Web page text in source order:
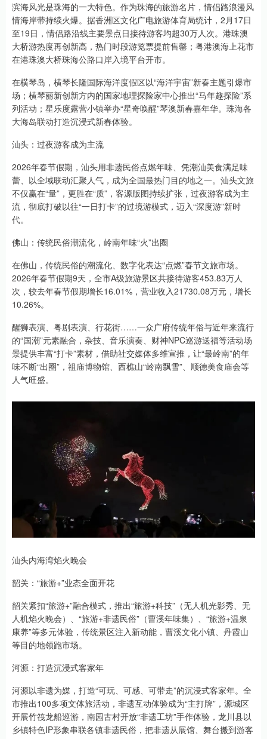
滨海风光是珠海的一大特色。作为珠海的旅游名片，情侣路浪漫风
情海岸带持续火爆。据香洲区文化广电旅游体育局统计，2月17日
至19日，情侣路沿线主要景点日接待游客均超30万人次。港珠澳
大桥游热度再创新高，热门时段游览票提前售罄；粤港澳海上花市
在港珠澳大桥珠海公路口岸入境平台开市。
在横琴岛，横琴长隆国际海洋度假区以“海洋宇宙”新春主题引爆市
场；横琴丽新创新方内的国家地理探险家中心推出“马年趣探险”系
列活动；星乐度露营小镇举办“星奇唤醒”琴澳新春嘉年华。珠海各
大海岛联动打造沉浸式新春体验。
汕头：过夜游客成为主流
2026年春节假期，汕头用非遗民俗点燃年味、凭潮汕美食满足味
蕾、以全域联动汇聚人气，成为全国最热门目的地之一。汕头文旅
不仅赢在“量”，更胜在“质”，客源版图持续扩张，过夜游客成为主
流，彻底打破以往“一日打卡”的过境游模式，迈入“深度游”新时
代。
佛山：传统民俗潮流化，岭南年味“火”出圈
在佛山，传统民俗的潮流化、数字化表达“点燃”春节文旅市场。
2026年春节假期9天，全市A级旅游景区共接待游客453.83万人
次，较去年春节假期增长16.01%，营业收入21730.08万元，增长
10.26%。
醒狮表演、粤剧表演、行花街……一众广府传统年俗与近年来流行
的“国潮”元素融合，杂技、音乐演奏、财神NPC巡游送福等活动场
景提供丰富“打卡”素材，借助社交媒体多维宣推，让“最岭南”的年
味不断“出圈”，祖庙博物馆、西樵山“岭南飘雪”、顺德美食庙会等
人气旺盛。
汕头内海湾焰火晚会
韶关：“旅游+”业态全面开花
韶关紧扣“旅游+”融合模式，推出“旅游+科技”（无人机光影秀、无
人机焰火晚会）、“旅游+非遗民俗”（曹溪年味集）、“旅游+温泉
康养”等多元体验，传统景区注入新动能，曹溪文化小镇、丹霞山
等目的地领跑市场。
河源：打造沉浸式客家年
河源以非遗为媒，打造“可玩、可感、可带走”的沉浸式客家年。全
市推出100多项文体旅活动，非遗互动体验成为“主打牌”，源城区
开展竹筏龙船巡游，南园古村开放“非遗工坊”手作体验，龙川县以
乡镇特色IP形象串联各镇非遗民俗，把非遗从展馆、舞台搬到游客